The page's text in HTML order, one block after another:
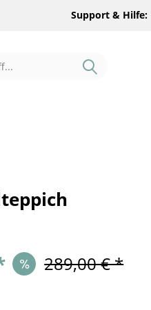
Support & Hilfe:
289,00 € *